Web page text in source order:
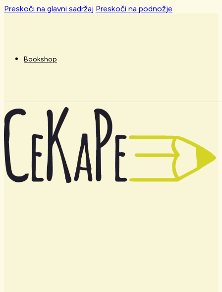
Preskoči na glavni sadržaj Preskoči na podnožje
Bookshop